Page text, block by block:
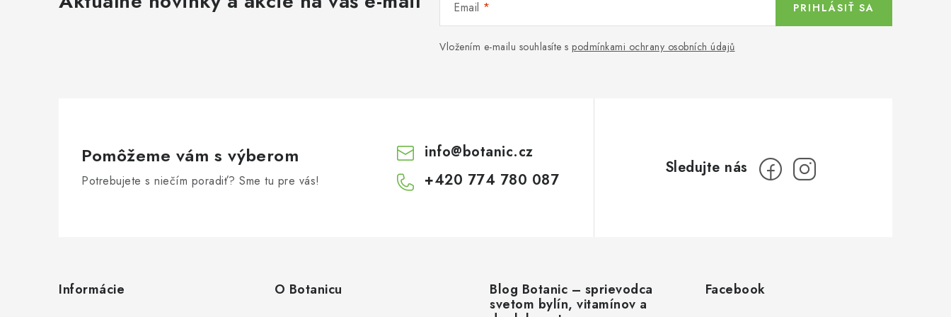
Email
Vložením e-mailu souhlasíte s podmínkami ochrany osobních údajů
PRIHLÁSIŤ SA
Pomôžeme vám s výberom
Potrebujete s niečím poradiť? Sme tu pre vás!
info@botanic.cz
+420 774 780 087
Informácie O Botanicu
Blog Botanic – sprievodca
svetom bylín, vitamínov a
Facebook